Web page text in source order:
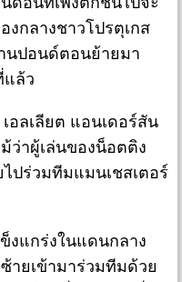
งกลางชาวโปรตุเกส
นปอนด์ตอนย้ายมา
แล้ว
อลเลียต แอนเดอร์สัน
ว่าผู้เล่นของน็อตติง
ปร่วมทีมแมนเชสเตอร์
งแกร่งในแดนกลาง
ายเข้ามาร่วมทีมด้วย